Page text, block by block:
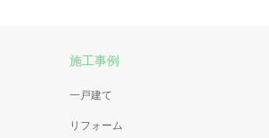
施工事例
一戸建て
リフォーム